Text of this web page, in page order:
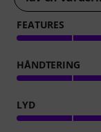
FEATURES
HÅNDTERING
LYD